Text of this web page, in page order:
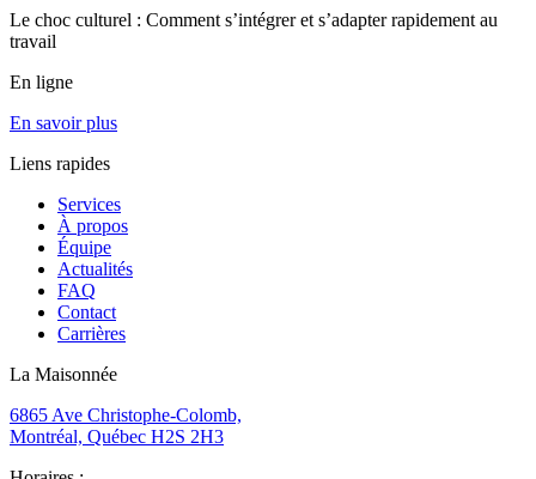
Le choc culturel : Comment s’intégrer et s’adapter rapidement au
travail
En ligne
En savoir plus
Liens rapides
Services
À propos
Équipe
Actualités
FAQ
Contact
Carrières
La Maisonnée
6865 Ave Christophe-Colomb,
Montréal, Québec H2S 2H3